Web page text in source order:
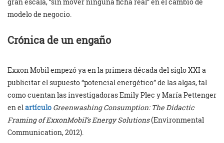
modelo de negocio.
Crónica de un engaño
Exxon Mobil empezó ya en la primera década del siglo XXI a
publicitar el supuesto “potencial energético” de las algas, tal
como cuentan las investigadoras Emily Plec y María Pettenger
en elartículo Greenwashing Consumption: The Didactic
Framing of ExxonMobil’s Energy Solutions(Environmental
Communication, 2012).